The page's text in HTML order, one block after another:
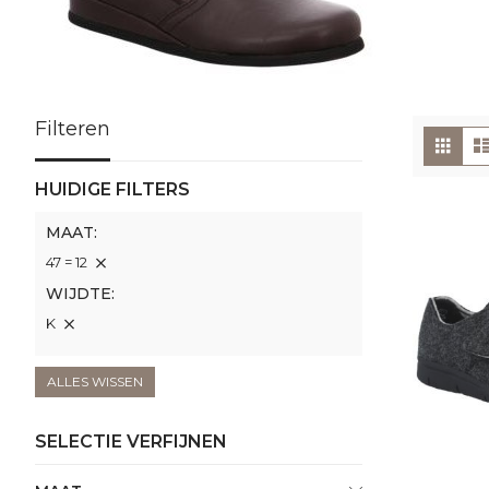
als
Foto-
tabel
Filteren
HUIDIGE FILTERS
MAAT
47 = 12
WIJDTE
K
ALLES WISSEN
SELECTIE VERFIJNEN